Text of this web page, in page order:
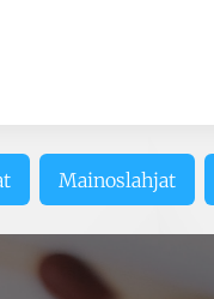
Mainoslahjat